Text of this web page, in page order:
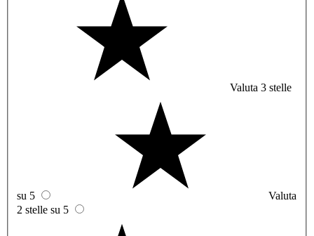
Valuta 3 stelle
su 5
Valuta
2 stelle su 5